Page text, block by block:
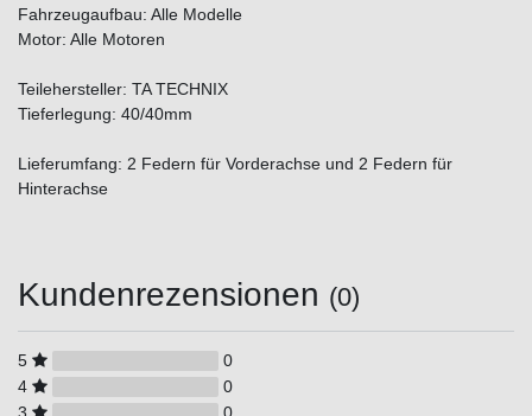
Fahrzeugaufbau: Alle Modelle
Motor: Alle Motoren
Teilehersteller: TA TECHNIX
Tieferlegung: 40/40mm
Lieferumfang: 2 Federn für Vorderachse und 2 Federn für
Hinterachse
Kundenrezensionen (0)
5
0
4
0